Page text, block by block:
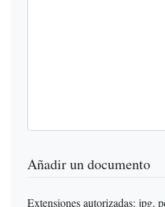
Añadir un documento
Extensiones autorizadas: jpg,